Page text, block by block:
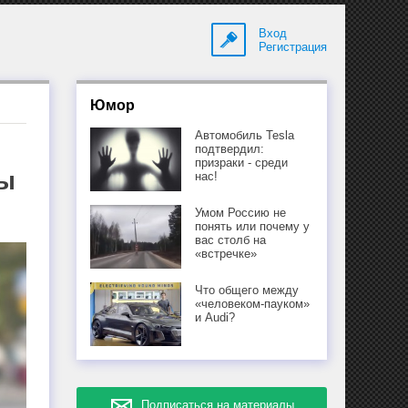
Вход
Регистрация
Юмор
Автомобиль Tesla
подтвердил:
призраки - среди
нас!
Умом Россию не
понять или почему у
вас столб на
«встречке»
Что общего между
«человеком-пауком»
и Audi?
Подписаться на материалы